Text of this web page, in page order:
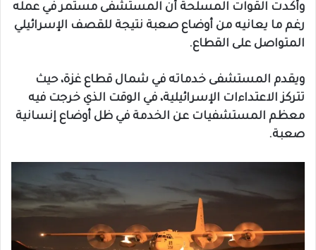
وأكدت القوات المسلحة أن المستشفى مستمر في عمله
رغم ما يعانيه من أوضاع صعبة نتيجة للقصف الإسرائيلي
المتواصل على القطاع.
ويقدم المستشفى خدماته في شمال قطاع غزة، حيث
تتركز الاعتداءات الإسرائيلية، في الوقت الذي خرجت فيه
معظم المستشفيات عن الخدمة في ظل أوضاع إنسانية
صعبة.